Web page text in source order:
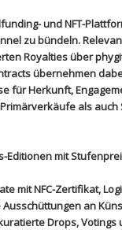
und‍ NFT-
zu bündeln.
Royalties über
übernehmen
für Herkunft,
als
Editionen mit
mit NFC-Zertifikat,⁣
Ausschüttungen an⁤
Drops,